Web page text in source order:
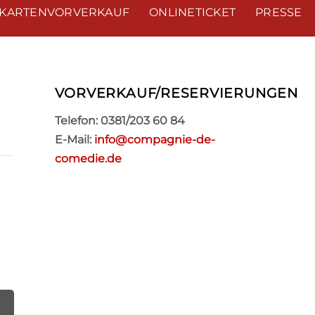
KARTENVORVERKAUF ONLINETICKET PRESSE
VORVERKAUF/RESERVIERUNGEN
Telefon: 0381/203 60 84
E-Mail: info@compagnie-de-
comedie.de